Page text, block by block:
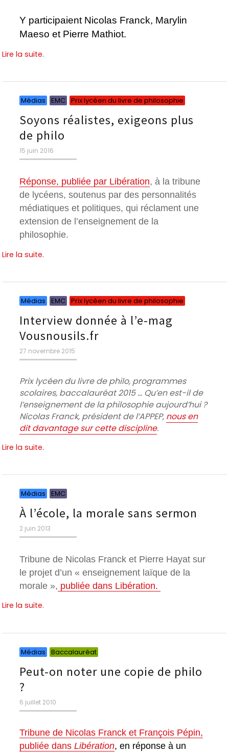
Y participaient Nicolas Franck, Marylin
Maeso et Pierre Mathiot.
Lire la suite.
Médias EMC Prix lycéen du livre de philosophie
Soyons réalistes, exigeons plus
de philo
Publié
le
15 juin 2016
Réponse, publiée par Libération, à la tribune
de lycéens, soutenus par des personnalités
médiatiques et politiques, qui réclament une
extension de l’enseignement de la
philosophie.
Lire la suite.
Médias EMC Prix lycéen du livre de philosophie
Interview donnée à l’e-mag
Vousnousils.fr
Publié
le
27 novembre 2015
Prix lycéen du livre de philo, programmes
scolaires, baccalauréat 2015 … Qu’en est-il de
l’enseignement de la philosophie aujourd’hui ?
Nicolas Franck, président de l’APPEP, nous en
dit davantage sur cette discipline.
Lire la suite.
Médias EMC
À l’école, la morale sans sermon
Publié
le
2 juin 2013
Tribune de Nicolas Franck et Pierre Hayat sur
le projet d’un « enseignement laïque de la
morale », publiée dans Libération.
Lire la suite.
Médias Baccalauréat
Peut-on noter une copie de philo
?
Publié
le
6 juillet 2010
Tribune de Nicolas Franck et François Pépin,
publiée dansLibération, en réponse à un